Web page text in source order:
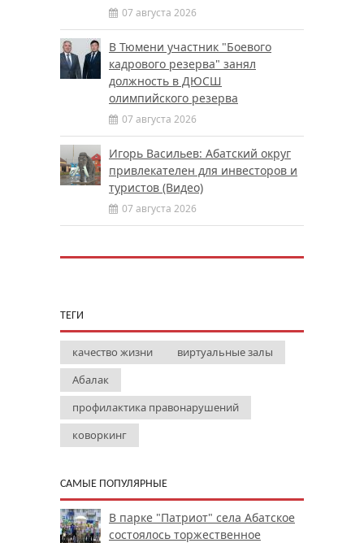
07 августа 2026
В Тюмени участник "Боевого
кадрового резерва" занял
должность в ДЮСШ
олимпийского резерва
07 августа 2026
Игорь Васильев: Абатский округ
привлекателен для инвесторов и
туристов (Видео)
07 августа 2026
ТЕГИ
качество жизни
виртуальные залы
Абалак
профилактика правонарушений
коворкинг
САМЫЕ ПОПУЛЯРНЫЕ
В парке "Патриот" села Абатское
состоялось торжественное